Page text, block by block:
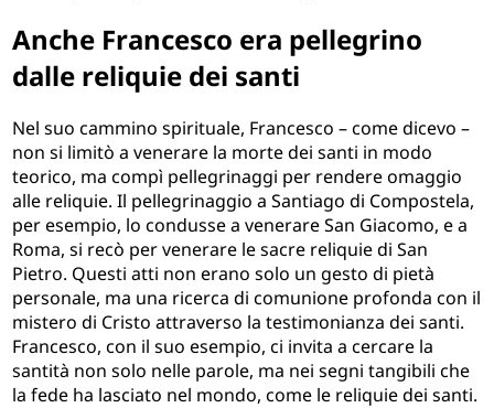
Anche Francesco era pellegrino
dalle reliquie dei santi
Nel suo cammino spirituale, Francesco – come dicevo –
non si limitò a venerare la morte dei santi in modo
teorico, ma compì pellegrinaggi per rendere omaggio
alle reliquie. Il pellegrinaggio a Santiago di Compostela,
per esempio, lo condusse a venerare San Giacomo, e a
Roma, si recò per venerare le sacre reliquie di San
Pietro. Questi atti non erano solo un gesto di pietà
personale, ma una ricerca di comunione profonda con il
mistero di Cristo attraverso la testimonianza dei santi.
Francesco, con il suo esempio, ci invita a cercare la
santità non solo nelle parole, ma nei segni tangibili che
la fede ha lasciato nel mondo, come le reliquie dei santi.